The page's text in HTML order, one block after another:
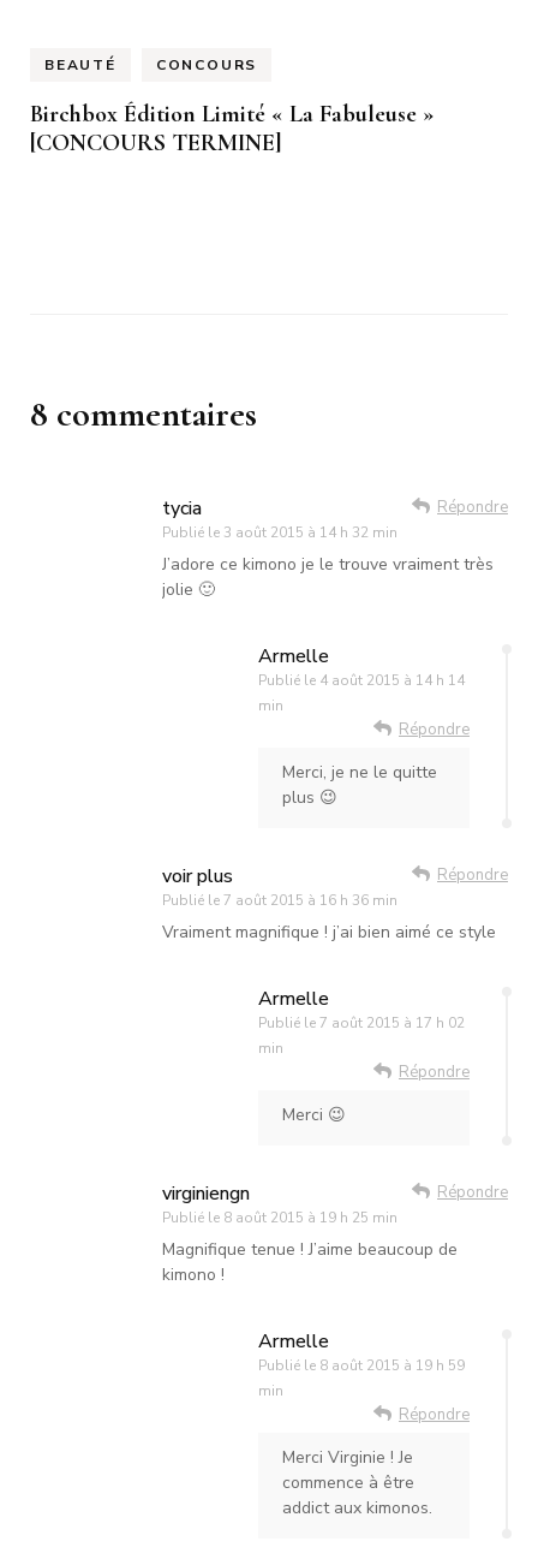
BEAUTÉ CONCOURS
Birchbox Édition Limité « La Fabuleuse »
[CONCOURS TERMINE]
8 commentaires
tycia
Publié le 3 août 2015 à 14 h 32 min
Répondre
J’adore ce kimono je le trouve vraiment très
jolie 🙂
Armelle
Publié le 4 août 2015 à 14 h 14
min
Répondre
Merci, je ne le quitte
plus 😉
voir plus
Publié le7 août 2015 à 16 h 36 min
Répondre
Vraiment magnifique ! j’ai bien aimé ce style
Armelle
Publié le7 août 2015 à 17 h 02
min
Répondre
Merci 😉
virginiengn
Publié le 8 août 2015 à 19 h 25 min
Répondre
Magnifique tenue ! J’aime beaucoup de
kimono !
Armelle
Publié le 8 août 2015 à 19 h 59
min
Répondre
Merci Virginie ! Je
commence à être
addict aux kimonos.